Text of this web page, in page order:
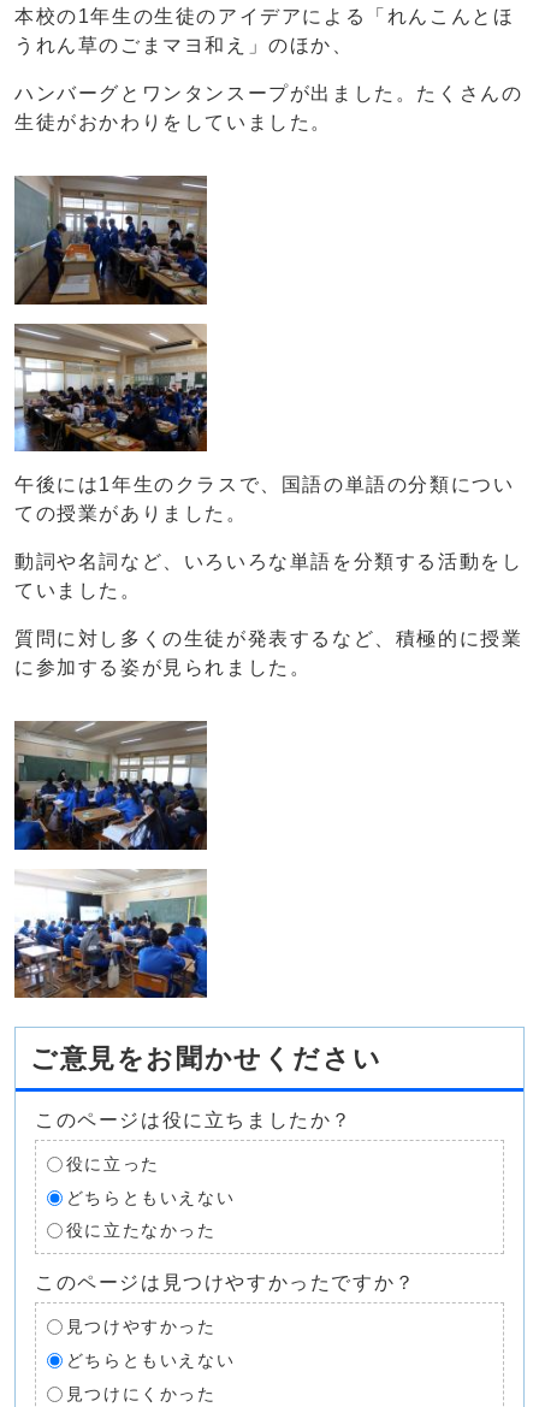
本校の1年生の生徒のアイデアによる「れんこんとほ
うれん草のごまマヨ和え」のほか、
ハンバーグとワンタンスープが出ました。たくさんの
生徒がおかわりをしていました。
午後には1年生のクラスで、国語の単語の分類につい
ての授業がありました。
動詞や名詞など、いろいろな単語を分類する活動をし
ていました。
質問に対し多くの生徒が発表するなど、積極的に授業
に参加する姿が見られました。
ご意見をお聞かせください
このページは役に立ちましたか？
役に立った
どちらともいえない
役に立たなかった
このページは見つけやすかったですか？
見つけやすかった
どちらともいえない
見つけにくかった